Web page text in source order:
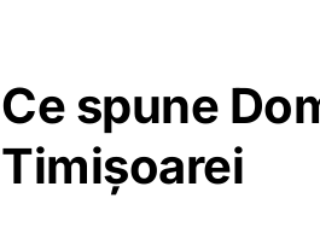
Ce spune
Timișoarei